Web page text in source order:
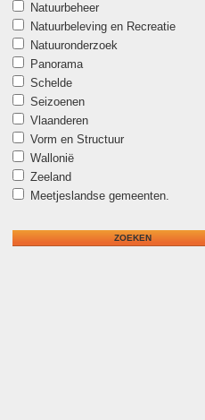
Natuurbeheer
Natuurbeleving en Recreatie
Natuuronderzoek
Panorama
Schelde
Seizoenen
Vlaanderen
Vorm en Structuur
Wallonië
Zeeland
Meetjeslandse gemeenten.